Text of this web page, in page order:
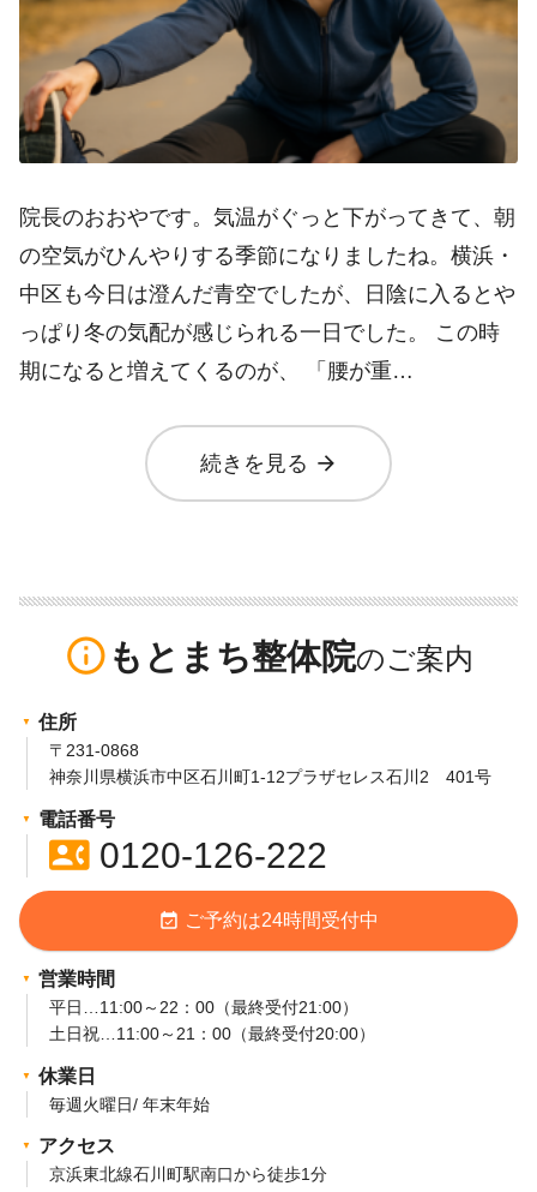
院長のおおやです。気温がぐっと下がってきて、朝
の空気がひんやりする季節になりましたね。横浜・
中区も今日は澄んだ青空でしたが、日陰に入るとや
っぱり冬の気配が感じられる一日でした。 この時
期になると増えてくるのが、 「腰が重…
続きを見る arrow_forward
info_outline もとまち整体院
住所
〒231-0868
神奈川県横浜市中区石川町1-12プラザセレス石川2 401号
電話番号
contact_phone0120-126-222
event_available ご予約は24時間受付中
営業時間
平日…11:00～22：00（最終受付21:00）
土日祝…11:00～21：00（最終受付20:00）
休業日
毎週火曜日/ 年末年始
アクセス
京浜東北線石川町駅南口から徒歩1分